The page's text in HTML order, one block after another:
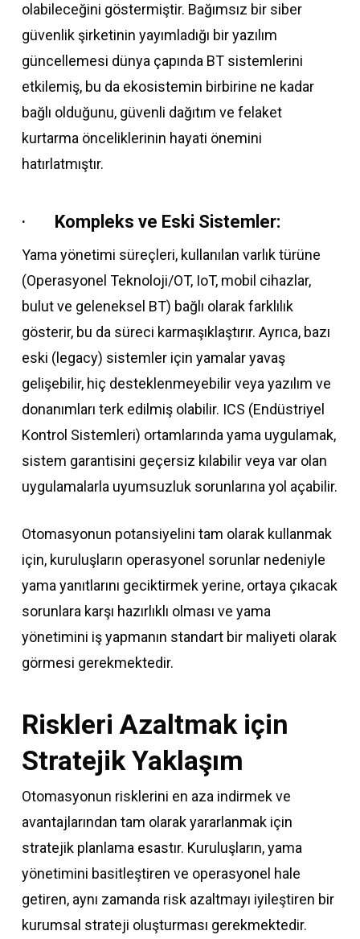
olabileceğini göstermiştir. Bağımsız bir siber
güvenlik şirketinin yayımladığı bir yazılım
güncellemesi dünya çapında BT sistemlerini
etkilemiş, bu da ekosistemin birbirine ne kadar
bağlı olduğunu, güvenli dağıtım ve felaket
kurtarma önceliklerinin hayati önemini
hatırlatmıştır.
· Kompleks ve Eski Sistemler:
Yama yönetimi süreçleri, kullanılan varlık türüne
(Operasyonel Teknoloji/OT, IoT, mobil cihazlar,
bulut ve geleneksel BT) bağlı olarak farklılık
gösterir, bu da süreci karmaşıklaştırır. Ayrıca, bazı
eski (legacy) sistemler için yamalar yavaş
gelişebilir, hiç desteklenmeyebilir veya yazılım ve
donanımları terk edilmiş olabilir. ICS (Endüstriyel
Kontrol Sistemleri) ortamlarında yama uygulamak,
sistem garantisini geçersiz kılabilir veya var olan
uygulamalarla uyumsuzluk sorunlarına yol açabilir.
Otomasyonun potansiyelini tam olarak kullanmak
için, kuruluşların operasyonel sorunlar nedeniyle
yama yanıtlarını geciktirmek yerine, ortaya çıkacak
sorunlara karşı hazırlıklı olması ve yama
yönetimini iş yapmanın standart bir maliyeti olarak
görmesi gerekmektedir.
Riskleri Azaltmak için
Stratejik Yaklaşım
Otomasyonun risklerini en aza indirmek ve
avantajlarından tam olarak yararlanmak için
stratejik planlama esastır. Kuruluşların, yama
yönetimini basitleştiren ve operasyonel hale
getiren, aynı zamanda risk azaltmayı iyileştiren bir
kurumsal strateji oluşturması gerekmektedir.